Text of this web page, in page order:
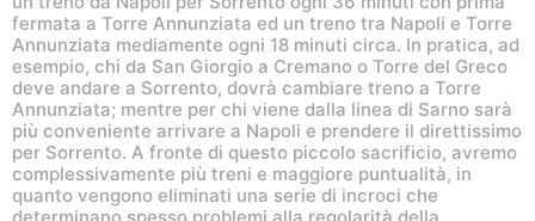
fermata a Torre Annunziata ed un treno tra Napoli e Torre
Annunziata mediamente ogni 18 minuti circa. In pratica, ad
esempio, chi da San Giorgio a Cremano o Torre del Greco
deve andare a Sorrento, dovrà cambiare treno a Torre
Annunziata; mentre per chi viene dalla linea di Sarno sarà
più conveniente arrivare a Napoli e prendere il direttissimo
per Sorrento. A fronte di questo piccolo sacrificio, avremo
complessivamente più treni e maggiore puntualità, in
quanto vengono eliminati una serie di incroci che